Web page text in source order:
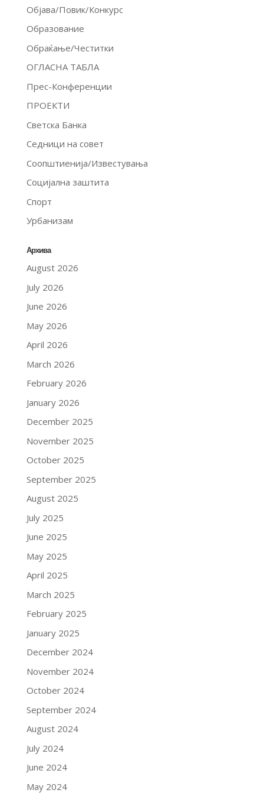
Објава/Повик/Конкурс
Образование
Обраќање/Честитки
ОГЛАСНА ТАБЛА
Прес-Конференции
ПРОЕКТИ
Светска Банка
Седници на совет
Соопштиенија/Известувања
Социјална заштита
Спорт
Урбанизам
Архива
August 2026
July 2026
June 2026
May 2026
April 2026
March 2026
February 2026
January 2026
December 2025
November 2025
October 2025
September 2025
August 2025
July 2025
June 2025
May 2025
April 2025
March 2025
February 2025
January 2025
December 2024
November 2024
October 2024
September 2024
August 2024
July 2024
June 2024
May 2024